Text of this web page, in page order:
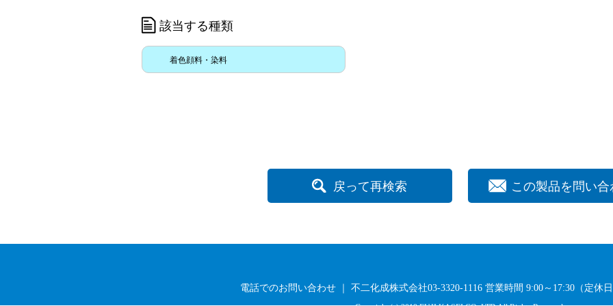
該当する種類
着色顔料・染料
戻って再検索 この製品を問い合
電話でのお問い合わせ ｜ 不二化成株式会社03-3320-1116営業時間 9:00～17:30（定休日